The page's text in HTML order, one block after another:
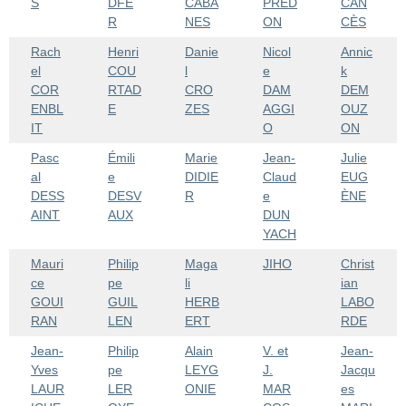
R
NES
ON
CÈS
Rach
el
COR
ENBL
IT
Henri
COU
RTAD
E
Danie
l
CRO
ZES
Nicol
e
DAM
AGGI
O
Annic
k
DEM
OUZ
ON
Pasc
al
DESS
AINT
Émili
e
DESV
AUX
Marie
DIDIE
R
Jean-
Claud
e
DUN
YACH
Julie
EUG
ÈNE
Mauri
ce
GOUI
RAN
Philip
pe
GUIL
LEN
Maga
li
HERB
ERT
JIHO
Christ
ian
LABO
RDE
Jean-
Yves
LAUR
Philip
pe
LER
Alain
LEYG
ONIE
V. et
J.
MAR
Jean-
Jacqu
es